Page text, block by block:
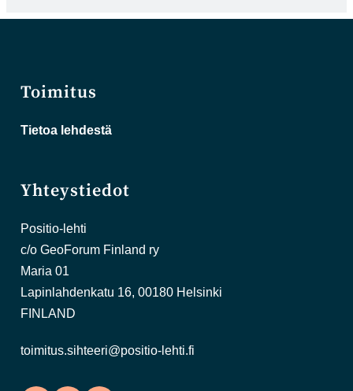
Toimitus
Tietoa lehdestä
Yhteystiedot
Positio-lehti
c/o GeoForum Finland ry
Maria 01
Lapinlahdenkatu 16, 00180 Helsinki
FINLAND
toimitus.sihteeri@positio-lehti.fi